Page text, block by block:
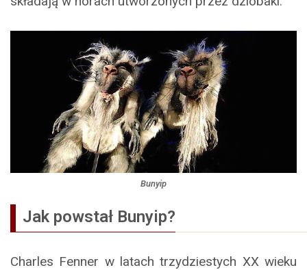
Bunyip
Jak powstał Bunyip?
Charles Fenner w latach trzydziestych XX wieku